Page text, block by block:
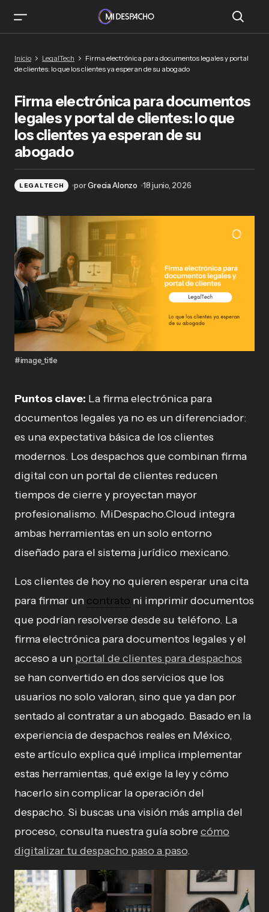
portal de clientes: lo que los clientes ya esperan
de su abogado
Inicio LegalTech
Firma electrónica para documentos legales y portal
de clientes: lo que los clientes ya esperan de su abogado
Firma electrónica para documentos
legales y portal de clientes: lo que
los clientes ya esperan de su
abogado
LEGALTECH porGrecia Alonzo 18 junio, 2026
#image_title
Puntos clave: La firma electrónica para
documentos legales ya no es un diferenciador:
es una expectativa básica de los clientes
modernos. Los despachos que combinan firma
digital con un portal de clientes reducen
tiempos de cierre y proyectan mayor
profesionalismo. MiDespacho.Cloud integra
ambas herramientas en un solo entorno
diseñado para el sistema jurídico mexicano.
Los clientes de hoy no quieren esperar una cita
para firmar un contrato ni imprimir documentos
que podrían resolverse desde su teléfono. La
firma electrónica para documentos legales y el
acceso a un portal de clientes para despachos
se han convertido en dos servicios que los
usuarios no solo valoran, sino que ya dan por
sentado al contratar a un abogado. Basado en la
experiencia de despachos reales en México,
este artículo explica qué implica implementar
estas herramientas, qué exige la ley y cómo
hacerlo sin complicar la operación del
despacho. Si buscas una visión más amplia del
proceso, consulta nuestra guía sobrecómo
digitalizar tu despacho paso a paso.